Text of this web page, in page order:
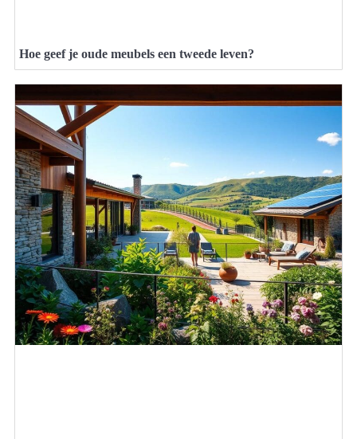
Hoe geef je oude meubels een tweede leven?